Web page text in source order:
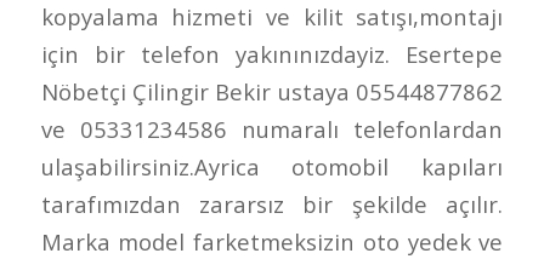
kopyalama hizmeti ve kilit satışı,montajı
için bir telefon yakınınızdayiz. Esertepe
Nöbetçi Çilingir Bekir ustaya 05544877862
ve 05331234586 numaralı telefonlardan
ulaşabilirsiniz.Ayrica otomobil kapıları
tarafımızdan zararsız bir şekilde açılır.
Marka model farketmeksizin oto yedek ve